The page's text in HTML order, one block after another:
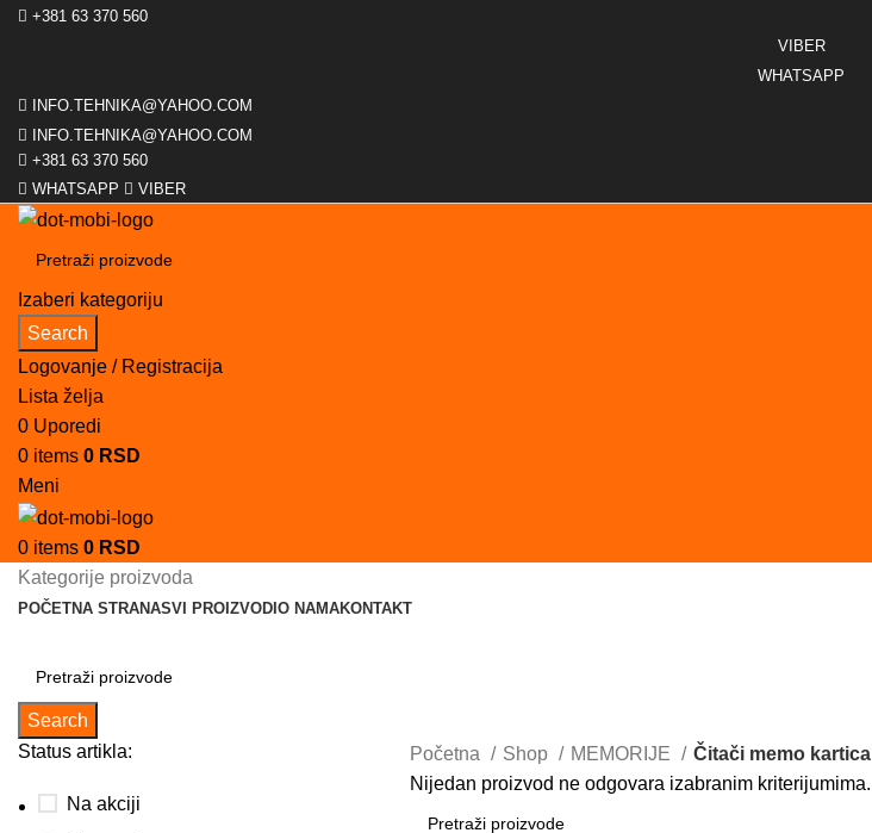
+381 63 370 560
VIBER
WHATSAPP
INFO.TEHNIKA@YAHOO.COM
INFO.TEHNIKA@YAHOO.COM
+381 63 370 560
WHATSAPP
VIBER
Izaberi kategoriju
Search
Logovanje / Registracija
Lista želja
0 Uporedi
0 items 0 RSD
Meni
0 items 0 RSD
Kategorije proizvoda
POČETNA STRANASVI PROIZVODIO NAMAKONTAKT
Search
Status artikla:
Na akciji
Početna Shop MEMORIJE
Čitači memo kartica
Nijedan proizvod ne odgovara izabranim kriterijumima.